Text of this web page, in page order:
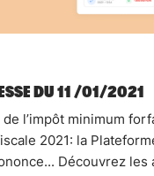
DU 11 /01/2021
l’impôt minimum
2021: la
Découvrez les